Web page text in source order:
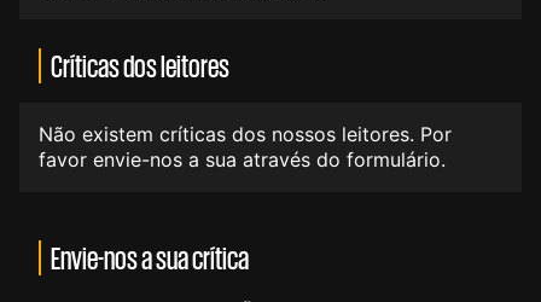
Críticas dos leitores
Não existem críticas dos nossos leitores. Por
favor envie-nos a sua através do formulário.
Envie-nos a sua crítica